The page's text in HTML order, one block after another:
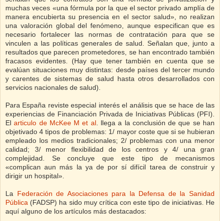
muchas veces «una fórmula por la que el sector privado amplía de
manera encubierta su presencia en el sector salud», no realizan
una valoración global del fenómeno, aunque especifican que es
necesario fortalecer las normas de contratación para que se
vinculen a las políticas generales de salud. Señalan que, junto a
resultados que parecen prometedores, se han encontrado también
fracasos evidentes. (Hay que tener también en cuenta que se
evalúan situaciones muy distintas: desde países del tercer mundo
y carentes de sistemas de salud hasta otros desarrollados con
servicios nacionales de salud).
Para España reviste especial interés el análisis que se hace de las
experiencias de Financiación Privada de Iniciativas Públicas (PFI).
Elarticulo de McKee M et al. llega a la conclusión de que se han
objetivado 4 tipos de problemas: 1/ mayor coste que si se hubieran
empleado los medios tradicionales; 2/ problemas con una menor
calidad; 3/ menor flexibilidad de los centros y 4/ una gran
complejidad. Se concluye que este tipo de mecanismos
«complican aun más la ya de por sí difícil tarea de construir y
dirigir un hospital».
La Federación de Asociaciones para la Defensa de la Sanidad
Pública (FADSP) ha sido muy crítica con este tipo de iniciativas. He
aquí alguno de los artículos más destacados: